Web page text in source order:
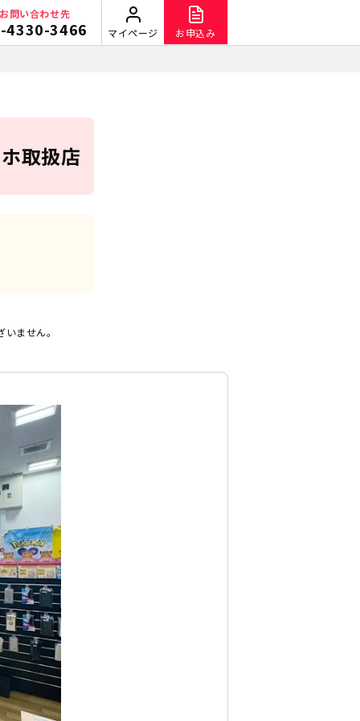
問い合わせ先
4330-3466 マイページ お申込み
取扱店
ません。